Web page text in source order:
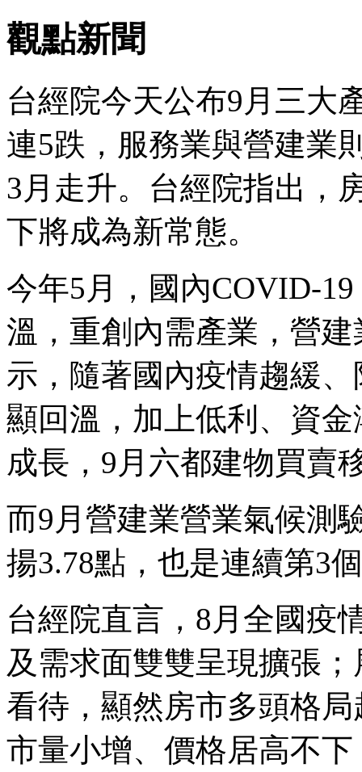
觀點新聞
台經院今天公布9月三大
連5跌，服務業與營建業
3月走升。台經院指出，
下將成為新常態。
今年5月，國內COVID-
溫，重創內需產業，營
示，隨著國內疫情趨緩
顯回溫，加上低利、資
成長，9月六都建物買賣
而9月營建業營業氣候測
揚3.78點，也是連續第3
台經院直言，8月全國疫
及需求面雙雙呈現擴張
看待，顯然房市多頭格
市量小增、價格居高不